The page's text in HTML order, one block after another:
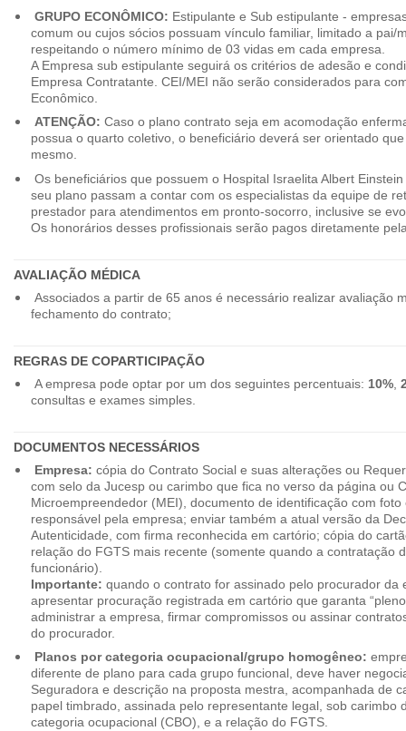
GRUPO ECONÔMICO: Estipulante e Sub estipulante -
comum ou cujos sócios possuam vínculo familiar, limitado a pai/
respeitando o número mínimo de 03 vidas em cada empresa.
A Empresa sub estipulante seguirá os critérios de adesão e
Empresa Contratante. CEI/MEI não serão considerados para
Econômico.
ATENÇÃO: Caso o plano contrato seja em acomodação
possua o quarto coletivo, o beneficiário deverá ser orientado
mesmo.
Os beneficiários que possuem o Hospital Israelita Albert
seu plano passam a contar com os especialistas da equipe de
prestador para atendimentos em pronto-socorro, inclusive se
Os honorários desses profissionais serão pagos diretamente
AVALIAÇÃO MÉDICA
Associados a partir de 65 anos é necessário realizar avaliação
fechamento do contrato;
REGRAS DE COPARTICIPAÇÃO
A empresa pode optar por um dos seguintes percentuais: 10%,
consultas e exames simples.
DOCUMENTOS NECESSÁRIOS
Empresa: cópia do Contrato Social e suas alterações ou
com selo da Jucesp ou carimbo que fica no verso da página ou
Microempreendedor (MEI), documento de identificação com foto
responsável pela empresa; enviar também a atual versão da
Autenticidade, com firma reconhecida em cartório; cópia do
relação do FGTS mais recente (somente quando a contratação
funcionário).
Importante: quando o contrato for assinado pelo procurador da
apresentar procuração registrada em cartório que garanta
administrar a empresa, firmar compromissos ou assinar
do procurador.
Planos por categoria ocupacional/grupo homogêneo:
diferente de plano para cada grupo funcional, deve haver
Seguradora e descrição na proposta mestra, acompanhada de
papel timbrado, assinada pelo representante legal, sob carimbo
categoria ocupacional (CBO), e a relação do FGTS.